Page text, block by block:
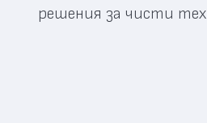
решения за чисти